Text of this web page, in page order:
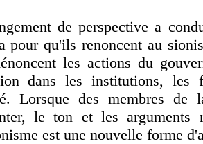
de perspective a
pour qu'ils renoncent au
les actions du
dans les institutions, les
Lorsque des membres de
le ton et les arguments
est une nouvelle forme